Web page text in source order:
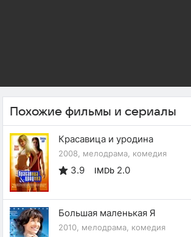
Похожие фильмы и сериалы
Красавица и уродина
2008, мелодрама, комедия
3.9 IMDb 2.0
Большая маленькая Я
2010, мелодрама, комедия